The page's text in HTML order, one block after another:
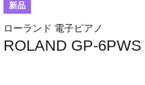
新品
ローランド 電子ピアノ
ROLAND GP-6PWS